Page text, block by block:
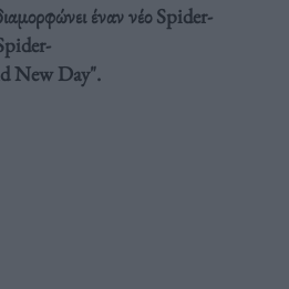
έναν νέο Spider-
New Day".